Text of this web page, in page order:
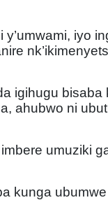
iyo
igihugu bisaba
ahubwo ni
umuziki
kunga